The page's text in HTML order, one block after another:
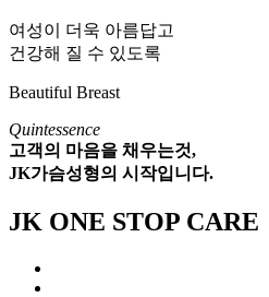
여성이 더욱 아름답고
건강해 질 수 있도록
Beautiful Breast
Quintessence
고객의 마음을 채우는것,
JK가슴성형의 시작입니다.
JK ONE STOP CARE